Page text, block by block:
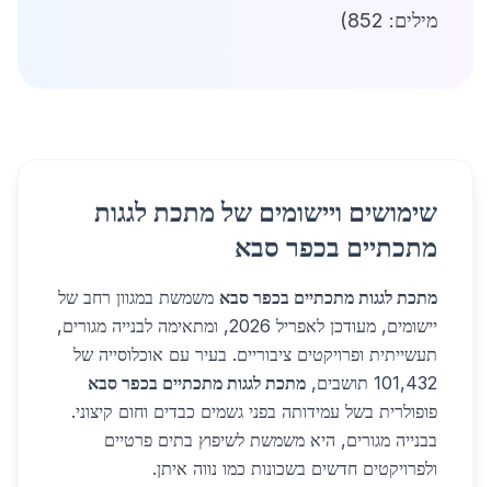
מילים: 852)
שימושים ויישומים של מתכת לגגות
מתכתיים בכפר סבא
מתכת לגגות מתכתיים בכפר סבא משמשת במגוון רחב של
יישומים, מעודכן לאפריל 2026, ומתאימה לבנייה מגורים,
תעשייתית ופרויקטים ציבוריים. בעיר עם אוכלוסייה של
101,432 תושבים,
מתכת לגגות מתכתיים בכפר סבא
פופולרית בשל עמידותה בפני גשמים כבדים וחום קיצוני.
בבנייה מגורים, היא משמשת לשיפוץ בתים פרטיים
ולפרויקטים חדשים בשכונות כמו נווה איתן.